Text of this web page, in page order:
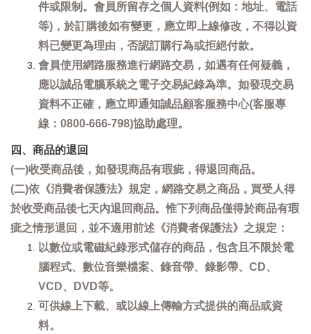
件或限制。會員所留存之個人資料(例如：地址、電話
等)，於訂購後如有變更，應立即上線修改，不得以資
料已變更為理由，否認訂購行為或拒絕付款。
會員使用網路服務進行網路交易，如遇有任何疑義，
應以誠品電腦系統之電子交易紀錄為準。如發現交易
資料不正確，應立即通知誠品顧客服務中心(客服專
線：0800-666-798)協助處理。
四、商品的退回
(一)收受商品後，如發現商品有瑕疵，得退回商品。
(二)依《消費者保護法》規定，網路交易之商品，買受人得
於收受商品後七天內退回商品。惟下列商品僅得於商品有瑕
疵之情形退回，並不適用前述《消費者保護法》之規定：
以數位或電磁紀錄形式儲存的商品，包含且不限於電
腦程式、數位音樂檔案、錄音帶、錄影帶、CD、
VCD、DVD等。
可供線上下載、或以線上傳輸方式提供的商品或資
料。